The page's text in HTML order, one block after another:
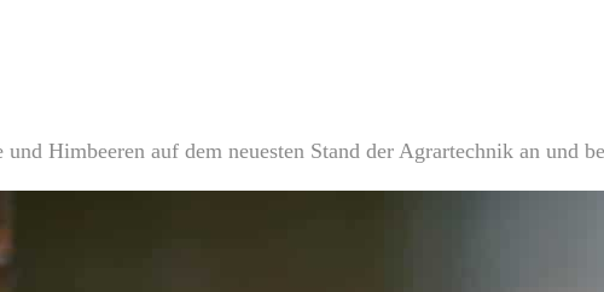
und Himbeeren auf dem neuesten Stand der Agrartechnik an und